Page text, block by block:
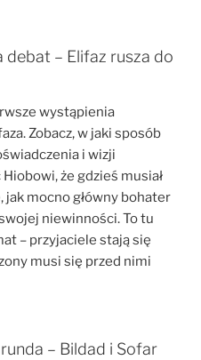
debat – Elifaz rusza do
wystąpienia
Zobacz, w jaki sposób
i wizji
że gdzieś musiał
jak mocno główny bohater
niewinności. To tu
– przyjaciele stają się
musi się przed nimi
– Bildad i Sofar